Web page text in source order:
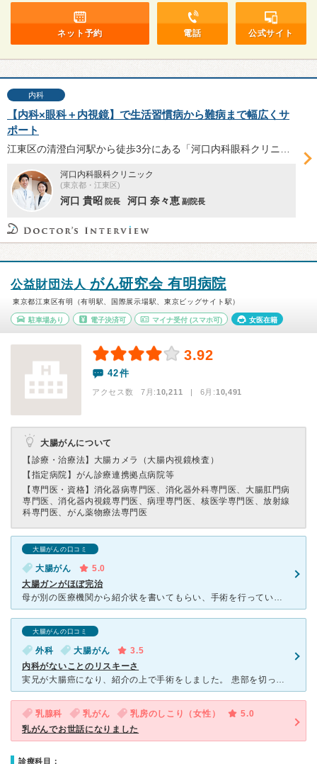
ネット予約 電話 公式サイト
内科
【内科×眼科＋内視鏡】で生活習慣病から難病まで幅広くサ
ポート
河口内科眼科クリニック
(東京都・江東区)
河口 貴昭 院長 河口 奈々恵 副院長
公益財団法人 がん研究会 有明病院
東京都江東区有明（有明駅、国際展示場駅、東京ビッグサイト駅）
駐車場あり 電子決済可 マイナ受付 (スマホ可) 女医在籍
3.92
42件
アクセス数 7月:10,211 | 6月:10,491
大腸がんについて
【診療・治療法】 大腸カメラ（大腸内視鏡検査）
【指定病院】 がん診療連携拠点病院等
【専門医・資格】 消化器病専門医、消化器外科専門医、大腸肛門病
専門医、消化器内視鏡専門医、病理専門医、核医学専門医、放射線
科専門医、がん薬物療法専門医
大腸がんの口コミ
大腸がん
5.0
大腸ガンがほぼ完治
母が別の医療機関から紹介状を書いてもらい、手術を行っていただきました。今では元気でピンピンしています。 地元の病院の医師による診断は開腹手術と言われていましたが、こちらの外科の医師の方に診ていた
大腸がんの口コミ
外科 大腸がん
3.5
内科がないことのリスキーさ
実兄が大腸癌になり、紹介の上で手術をしました。 患部を切って人工肛門を作り、半年後再度繋ぎ合わせた際に、とてつもなくお腹が膨れ上がり、原因不明と言われました。 2週間程度の入院が1ヶ月半になり
乳腺科 乳がん 乳房のしこり（女性）
5.0
乳がんでお世話になりました
診療科目：